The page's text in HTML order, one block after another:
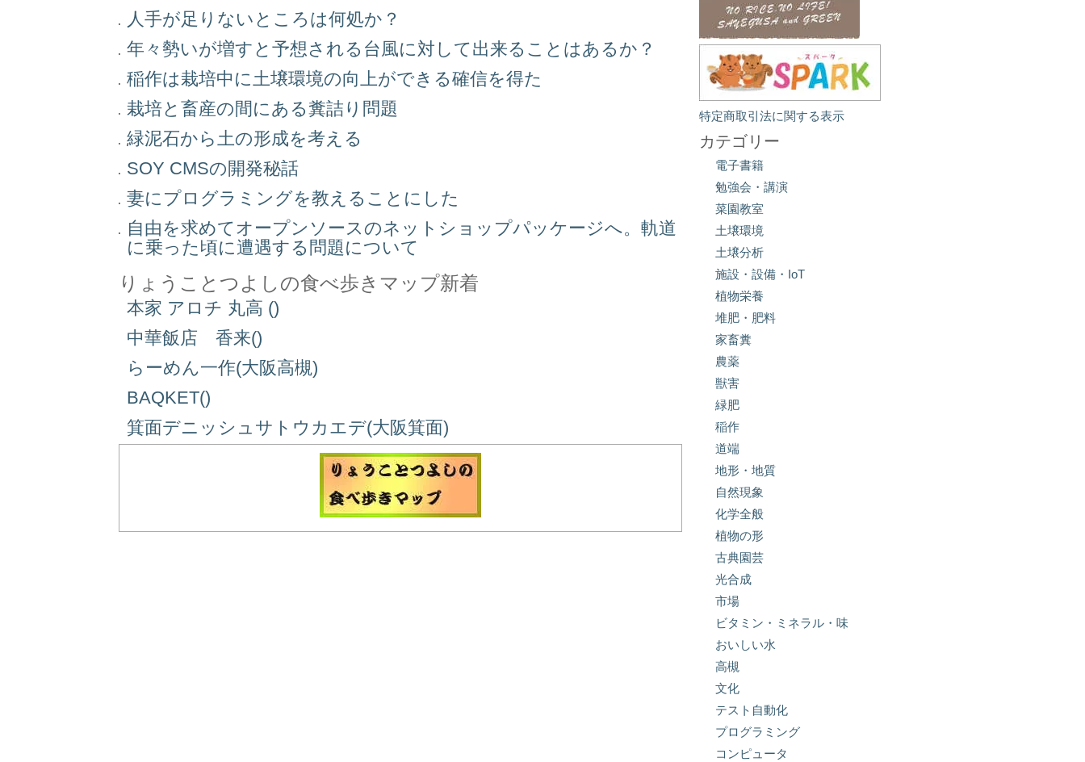
人手が足りないところは何処か？
年々勢いが増すと予想される台風に対して出来ることはあるか？
稲作は栽培中に土壌環境の向上ができる確信を得た
栽培と畜産の間にある糞詰り問題
緑泥石から土の形成を考える
SOY CMSの開発秘話
妻にプログラミングを教えることにした
自由を求めてオープンソースのネットショップパッケージへ。軌道
に乗った頃に遭遇する問題について
りょうことつよしの食べ歩きマップ新着
本家 アロチ 丸高 ()
中華飯店 香来()
らーめん一作(大阪高槻)
BAQKET()
箕面デニッシュサトウカエデ(大阪箕面)
特定商取引法に関する表示
カテゴリー
電子書籍
勉強会・講演
菜園教室
土壌環境
土壌分析
施設・設備・IoT
植物栄養
堆肥・肥料
家畜糞
農薬
獣害
緑肥
稲作
道端
地形・地質
自然現象
化学全般
植物の形
古典園芸
光合成
市場
ビタミン・ミネラル・味
おいしい水
高槻
文化
テスト自動化
プログラミング
コンピュータ